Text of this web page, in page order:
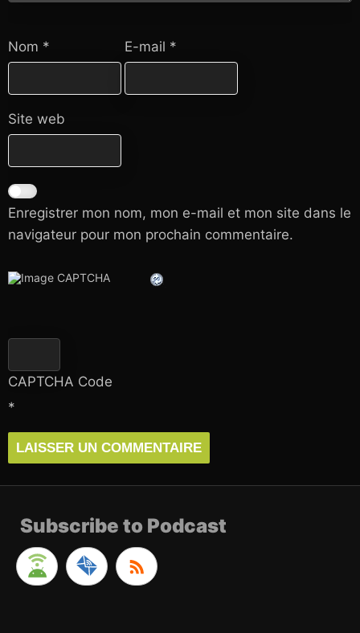
Nom * E-mail *
Site web
Enregistrer mon nom, mon e-mail et mon site dans le
navigateur pour mon prochain commentaire.
CAPTCHA Code
*
Subscribe to Podcast